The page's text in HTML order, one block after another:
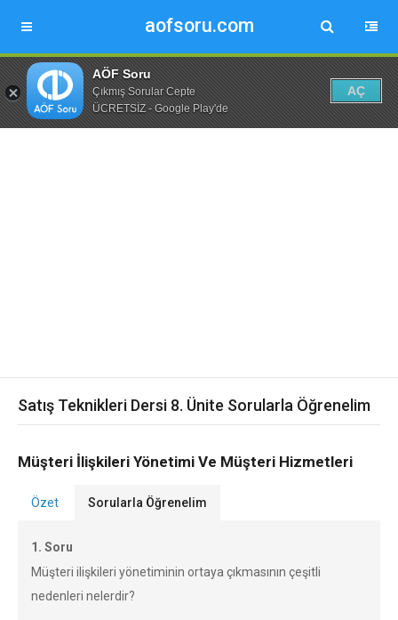
aofsoru.com
AÖF Soru
Çıkmış Sorular Cepte
ÜCRETSİZ - Google Play'de
AÇ
Satış Teknikleri Dersi 8. Ünite Sorularla Öğrenelim
Müşteri İlişkileri Yönetimi Ve Müşteri Hizmetleri
Özet Sorularla Öğrenelim
1. Soru
Müşteri ilişkileri yönetiminin ortaya çıkmasının çeşitli
nedenleri nelerdir?